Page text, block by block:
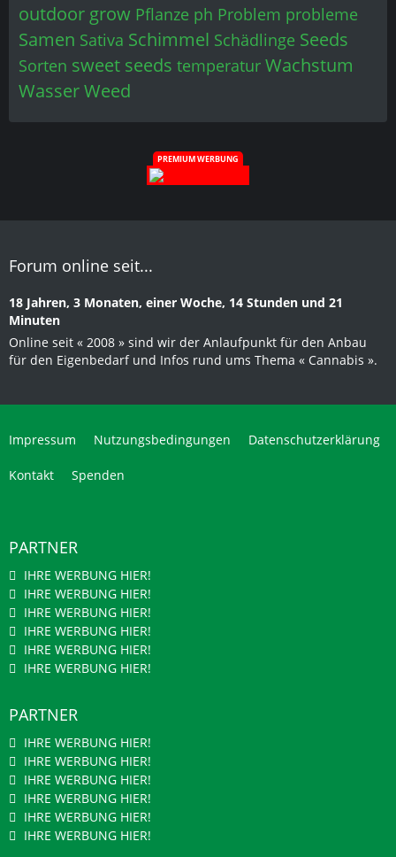
outdoor grow Pflanze ph Problem probleme
Samen Sativa Schimmel Schädlinge Seeds
Sorten sweet seeds temperatur Wachstum
WasserWeed
PREMIUM WERBUNG
Forum online seit...
18 Jahren, 3 Monaten, einer Woche, 14 Stunden und 21
Minuten
Online seit « 2008 » sind wir der Anlaufpunkt für den Anbau
für den Eigenbedarf und Infos rund ums Thema « Cannabis ».
Impressum Nutzungsbedingungen Datenschutzerklärung
Kontakt Spenden
PARTNER
IHRE WERBUNG HIER!
IHRE WERBUNG HIER!
IHRE WERBUNG HIER!
IHRE WERBUNG HIER!
IHRE WERBUNG HIER!
IHRE WERBUNG HIER!
PARTNER
IHRE WERBUNG HIER!
IHRE WERBUNG HIER!
IHRE WERBUNG HIER!
IHRE WERBUNG HIER!
IHRE WERBUNG HIER!
IHRE WERBUNG HIER!